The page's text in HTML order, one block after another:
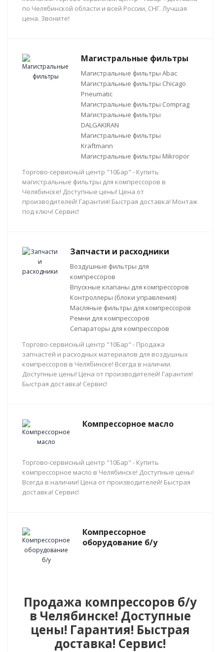
по Челябинской области и всей России, СНГ. Лучшая
цена. Звоните!
Магистральные фильтры
Магистральные фильтры Abac
Магистральные фильтры Chicago
Pneumatic
Магистральные фильтры Comprag
Магистральные фильтры
DALGAKIRAN
Магистральные фильтры
Kraftmann
Магистральные фильтры Mikropor
Торгово-сервисный центр "10Бар" - Купить
магистральные фильтры для компрессоров в
Челябинске! Доступные цены! Цена от
производителей! Гарантия! Быстрая доставка! Монтаж
под ключ! Сервис!
Запчасти и расходники
Воздушные фильтры для
компрессоров
Впускные клапаны для компрессоров
Контроллеры (блоки управления)
Масляные фильтры для компрессоров
Ремни для компрессоров
Сепараторы для компрессоров
Торгово-сервисный центр "10Бар" - Продажа
запчастей и расходных материалов для воздушных
компрессоров в Челябинске! Всегда в наличии.
Доступные цены! Цена от производителей! Гарантия!
Быстрая доставка! Сервис!
Компрессорное масло
Торгово-сервисный центр "10Бар" - Купить
компрессорное масло в Челябинске! Доступные цены!
Всегда в наличии! Цена от производителей! Быстрая
доставка! Сервис!
Компрессорное
оборудование б/у
Продажа компрессоров б/у
в Челябинске! Доступные
цены! Гарантия! Быстрая
доставка! Сервис!